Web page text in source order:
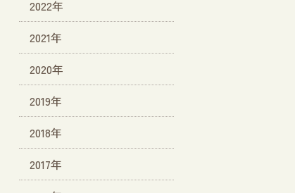
2022年
2021年
2020年
2019年
2018年
2017年